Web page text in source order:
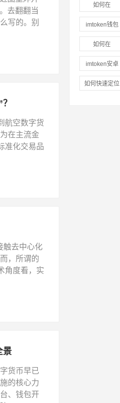
去翻翻当
写的。别
航空数字货
在主流金
准化交易品
触去中心化
，所谓的
角度看，实
景
货币早已
的核心力
、钱包开
(3)
提醒功能？
如何在
imToken官网
创造合作机
会？(3)
imtoken钱包
官网的下载链
吗？(3)
如何在
imToken钱包
集市场信息？
imtoken安卓
版下载全攻
如何快速定位